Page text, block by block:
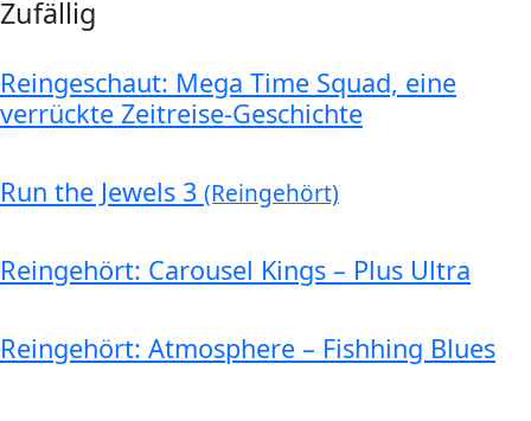
Zufällig
Reingeschaut: Mega Time Squad, eine
verrückte Zeitreise-Geschichte
Run the Jewels 3 (Reingehört)
Reingehört: Carousel Kings – Plus Ultra
Reingehört: Atmosphere – Fishhing Blues